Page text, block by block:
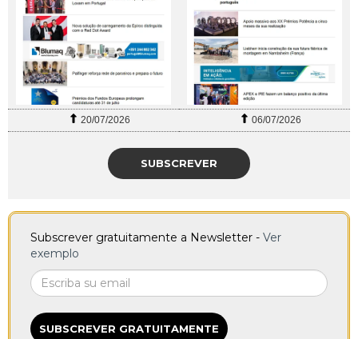
20/07/2026 06/07/2026
SUBSCREVER
Subscrever gratuitamente a Newsletter - Ver
exemplo
SUBSCREVER GRATUITAMENTE